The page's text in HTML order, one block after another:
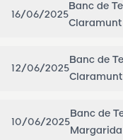
16/06/2025
Banc de
Claramunt
12/06/2025
Banc de
Claramunt
10/06/2025
Banc de